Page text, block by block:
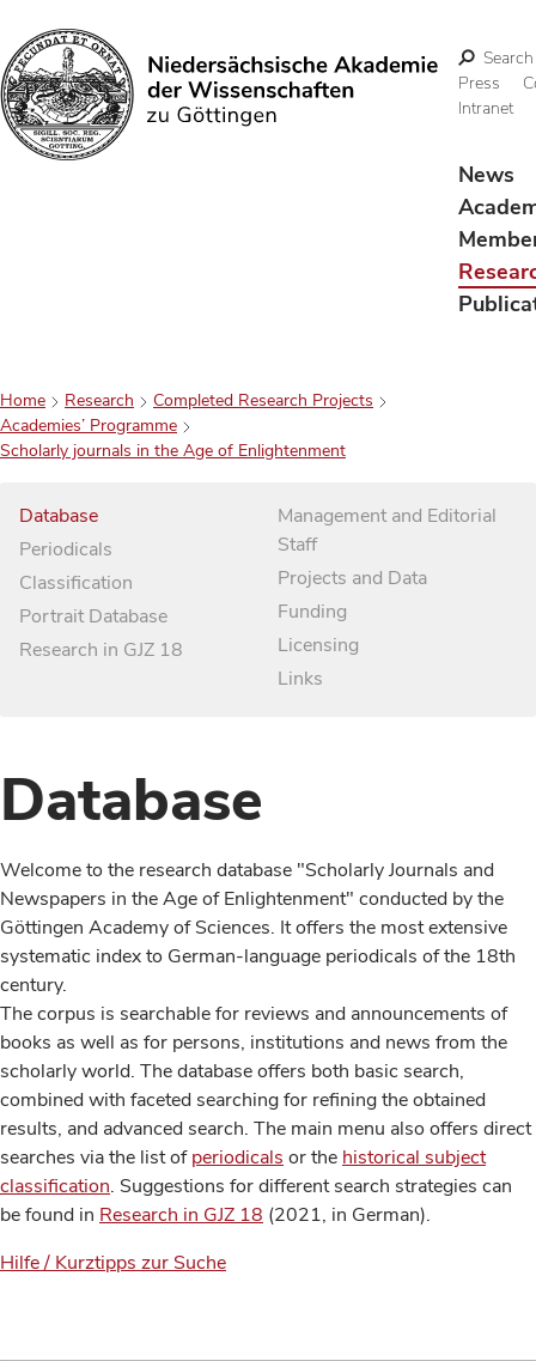
Search
Search
Press
Intranet
News
Home Research
Completed Research Projects
Academies’ Programme
Scholarly journals in the Age of Enlightenment
Database
Periodicals
Classification
Portrait Database
Research in GJZ 18
Management and Editorial
Staff
Projects and Data
Funding
Licensing
Links
Database
Welcome to the research database "Scholarly Journals and
Newspapers in the Age of Enlightenment" conducted by the
Göttingen Academy of Sciences. It offers the most extensive
systematic index to German-language periodicals of the 18th
century.
The corpus is searchable for reviews and announcements of
books as well as for persons, institutions and news from the
scholarly world. The database offers both basic search,
combined with faceted searching for refining the obtained
results, and advanced search. The main menu also offers direct
searches via the list ofperiodicals or the historical subject
classification. Suggestions for different search strategies can
be found in Research in GJZ 18 (2021, in German).
Hilfe / Kurztipps zur Suche